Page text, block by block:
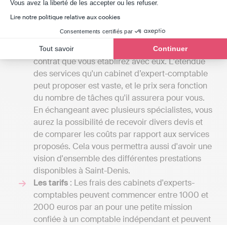
Vous avez la liberté de les accepter ou les refuser.
Lire notre politique relative aux cookies
Consentements certifiés par
Tout savoir Continuer
aspects doivent être considérés :
par un cabinet d'expert-comptable peut
grandement varier en fonction du détail du
contrat que vous établirez avec eux. L'étendue
des services qu'un cabinet d’expert-comptable
peut proposer est vaste, et le prix sera fonction
du nombre de tâches qu'il assurera pour vous.
En échangeant avec plusieurs spécialistes, vous
aurez la possibilité de recevoir divers devis et
de comparer les coûts par rapport aux services
proposés. Cela vous permettra aussi d'avoir une
vision d'ensemble des différentes prestations
disponibles à Saint-Denis.
Les tarifs : Les frais des cabinets d'experts-
comptables peuvent commencer entre 1000 et
2000 euros par an pour une petite mission
confiée à un comptable indépendant et peuvent